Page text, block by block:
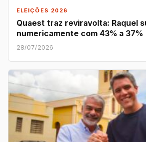
ELEIÇÕES 2026
Quaest traz reviravolta: Raquel
numericamente com 43% a 37%
28/07/2026